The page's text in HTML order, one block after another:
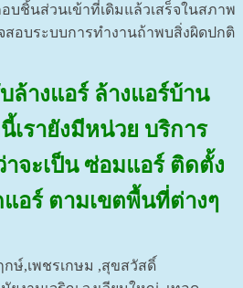
บชิ้นส่วนเข้าที่เดิมแล้วเสร็จในสภาพ
สอบระบบการทำงานถ้าพบสิ่งผิดปกติ
างแอร์ ล้างแอร์บ้าน
เรายังมีหน่วย บริการ
าจะเป็น ซ่อมแอร์ ติดตั้ง
อร์ ตามเขตพื้นที่ต่างๆ
ษ์,เพชรเกษม ,สุขสวัสดิ์